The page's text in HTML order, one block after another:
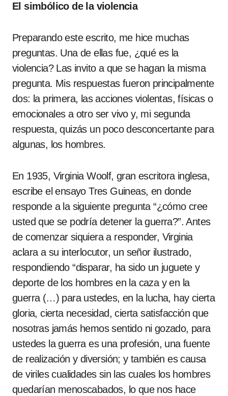
El simbólico de la violencia
Preparando este escrito, me hice muchas
preguntas. Una de ellas fue, ¿qué es la
violencia? Las invito a que se hagan la misma
pregunta. Mis respuestas fueron principalmente
dos: la primera, las acciones violentas, físicas o
emocionales a otro ser vivo y, mi segunda
respuesta, quizás un poco desconcertante para
algunas, los hombres.
En 1935, Virginia Woolf, gran escritora inglesa,
escribe el ensayo Tres Guineas, en donde
responde a la siguiente pregunta “¿cómo cree
usted que se podría detener la guerra?”. Antes
de comenzar siquiera a responder, Virginia
aclara a su interlocutor, un señor ilustrado,
respondiendo “disparar, ha sido un juguete y
deporte de los hombres en la caza y en la
guerra (…) para ustedes, en la lucha, hay cierta
gloria, cierta necesidad, cierta satisfacción que
nosotras jamás hemos sentido ni gozado, para
ustedes la guerra es una profesión, una fuente
de realización y diversión; y también es causa
de viriles cualidades sin las cuales los hombres
quedarían menoscabados, lo que nos hace